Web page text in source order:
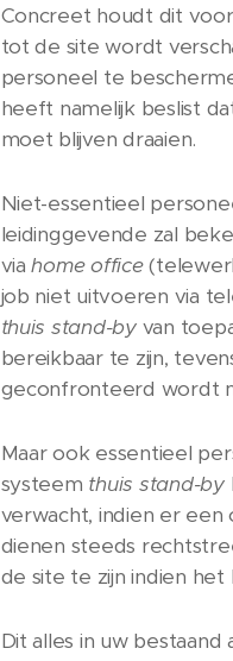
Concreet houdt dit
tot de site wordt
personeel te
heeft namelijk beslist
moet blijven draaien.
Niet-essentieel
leidinggevende zal
viahome office
job niet uitvoeren via
thuis stand-by van
bereikbaar te zijn,
geconfronteerd wordt
Maar ook essentieel
systeem thuis stand-by
verwacht, indien er een
dienen steeds
de site te zijn indien
Dit alles in uw